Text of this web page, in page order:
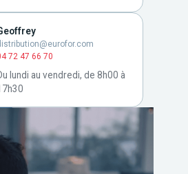
72 47 66 70
lundi au vendredi, de 8h00 à